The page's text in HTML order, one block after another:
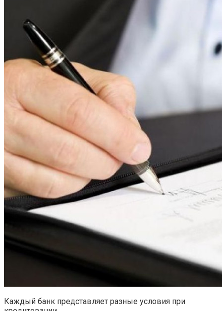
Каждый банк представляет разные условия при